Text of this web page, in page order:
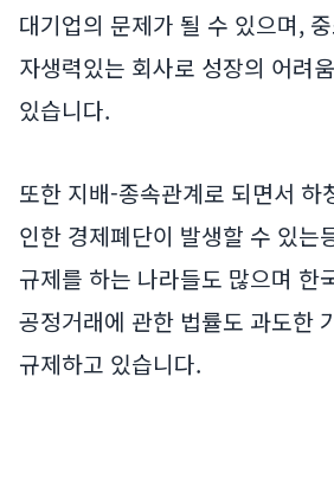
대기업의 문제가 될 수 있으며,
자생력있는 회사로 성장의 어려
있습니다.
또한 지배-종속관계로 되면서 하
인한 경제폐단이 발생할 수 있는
규제를 하는 나라들도 많으며 한
공정거래에 관한 법률도 과도한
규제하고 있습니다.